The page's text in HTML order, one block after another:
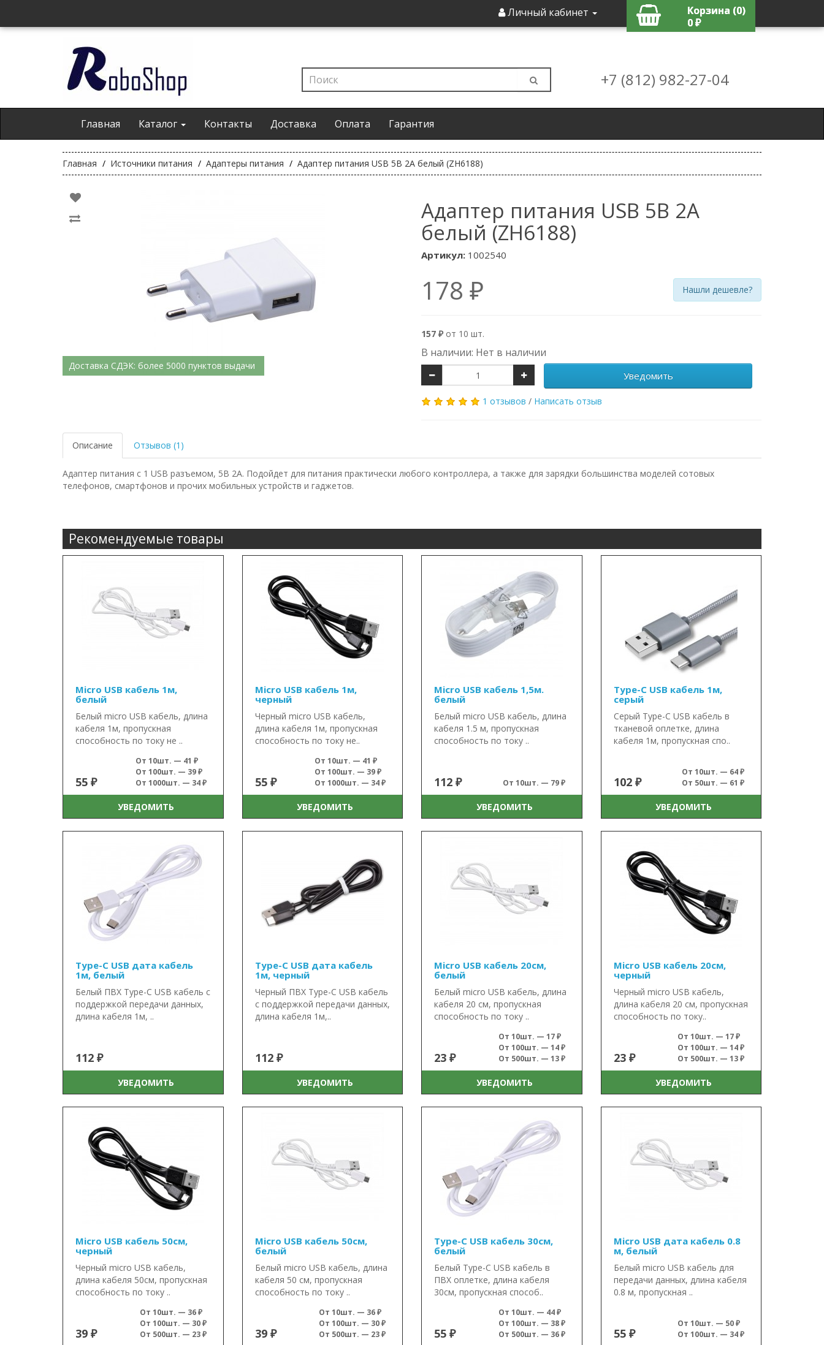
Личный кабинет
Корзина (0)
0 ₽
+7 (812) 982-27-04
Главная Каталог Контакты Доставка Оплата Гарантия
Главная Источники питания Адаптеры питания Адаптер питания USB 5В 2А белый (ZH6188)
Доставка СДЭК: более 5000 пунктов выдачи
Адаптер питания USB 5В 2А
белый (ZH6188)
Артикул: 1002540
178 ₽ Нашли дешевле?
157 ₽ от 10 шт.
В наличии: Нет в наличии
Уведомить
1 отзывов / Написать отзыв
Описание Отзывов (1)
Адаптер питания с 1 USB разъемом, 5В 2А. Подойдет для питания практически любого контроллера, а также для зарядки большинства моделей сотовых
телефонов, смартфонов и прочих мобильных устройств и гаджетов.
Рекомендуемые товары
Micro USB кабель 1м,
белый
Белый micro USB кабель, длина
кабеля 1м, пропускная
способность по току не ..
55 ₽
От 10шт. — 41 ₽
От 100шт. — 39 ₽
От 1000шт. — 34 ₽
УВЕДОМИТЬ
Micro USB кабель 1м,
черный
Черный micro USB кабель,
длина кабеля 1м, пропускная
способность по току не..
55 ₽
От 10шт. — 41 ₽
От 100шт. — 39 ₽
От 1000шт. — 34 ₽
УВЕДОМИТЬ
Micro USB кабель 1,5м.
белый
Белый micro USB кабель, длина
кабеля 1.5 м, пропускная
способность по току ..
112 ₽ От 10шт. — 79 ₽
УВЕДОМИТЬ
Type-C USB кабель 1м,
серый
Серый Type-C USB кабель в
тканевой оплетке, длина
кабеля 1м, пропускная спо..
102 ₽
От 10шт. — 64 ₽
От 50шт. — 61 ₽
УВЕДОМИТЬ
Type-C USB дата кабель
1м, белый
Белый ПВХ Type-C USB кабель с
поддержкой передачи данных,
длина кабеля 1м, ..
112 ₽
УВЕДОМИТЬ
Type-C USB дата кабель
1м, черный
Черный ПВХ Type-C USB кабель
с поддержкой передачи данных,
длина кабеля 1м,..
112 ₽
УВЕДОМИТЬ
Micro USB кабель 20см,
белый
Белый micro USB кабель, длина
кабеля 20 см, пропускная
способность по току ..
23 ₽
От 10шт. — 17 ₽
От 100шт. — 14 ₽
От 500шт. — 13 ₽
УВЕДОМИТЬ
Micro USB кабель 20см,
черный
Черный micro USB кабель,
длина кабеля 20 cм, пропускная
способность по току..
23 ₽
От 10шт. — 17 ₽
От 100шт. — 14 ₽
От 500шт. — 13 ₽
УВЕДОМИТЬ
Micro USB кабель 50см,
черный
Черный micro USB кабель,
длина кабеля 50см, пропускная
способность по току ..
39 ₽
От 10шт. — 36 ₽
От 100шт. — 30 ₽
От 500шт. — 23 ₽
Micro USB кабель 50см,
белый
Белый micro USB кабель, длина
кабеля 50 см, пропускная
способность по току ..
39 ₽
От 10шт. — 36 ₽
От 100шт. — 30 ₽
От 500шт. — 23 ₽
Type-C USB кабель 30см,
белый
Белый Type-C USB кабель в
ПВХ оплетке, длина кабеля
30см, пропускная способ..
55 ₽
От 10шт. — 44 ₽
От 100шт. — 38 ₽
От 500шт. — 36 ₽
Micro USB дата кабель 0.8
м, белый
Белый micro USB кабель для
передачи данных, длина кабеля
0.8 м, пропускная ..
55 ₽
От 10шт. — 50 ₽
От 100шт. — 34 ₽